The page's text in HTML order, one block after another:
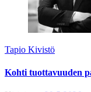
Tapio Kivistö
Kohti tuottavuuden